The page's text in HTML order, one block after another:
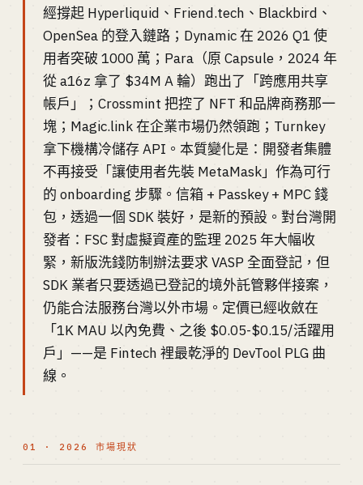
經撐起 Hyperliquid、Friend.tech、Blackbird、
OpenSea 的登入鏈路；Dynamic 在 2026 Q1 使
用者突破 1000 萬；Para（原 Capsule，2024 年
從 a16z 拿了 $34M A 輪）跑出了「跨應用共享
帳戶」；Crossmint 把控了 NFT 和品牌商務那一
塊；Magic.link 在企業市場仍然領跑；Turnkey
拿下機構冷儲存 API。本質變化是：開發者集體
不再接受「讓使用者先裝 MetaMask」作為可行
的 onboarding 步驟。信箱 + Passkey + MPC 錢
包，透過一個 SDK 裝好，是新的預設。對台灣開
發者：FSC 對虛擬資產的監理 2025 年大幅收
緊，新版洗錢防制辦法要求 VASP 全面登記，但
SDK 業者只要透過已登記的境外託管夥伴接案，
仍能合法服務台灣以外市場。定價已經收斂在
「1K MAU 以內免費、之後 $0.05-$0.15/活躍用
戶」——是 Fintech 裡最乾淨的 DevTool PLG 曲
線。
01 · 2026 市場現狀